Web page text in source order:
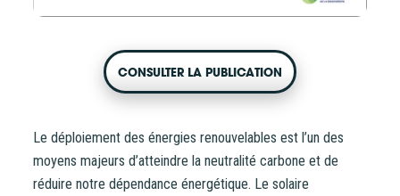
CONSULTER LA PUBLICATION
Le déploiement des énergies renouvelables est l’un des
moyens majeurs d’atteindre la neutralité carbone et de
réduire notre dépendance énergétique. Le solaire
CoopHub
Coophub est la plateforme sécurisée de souscription